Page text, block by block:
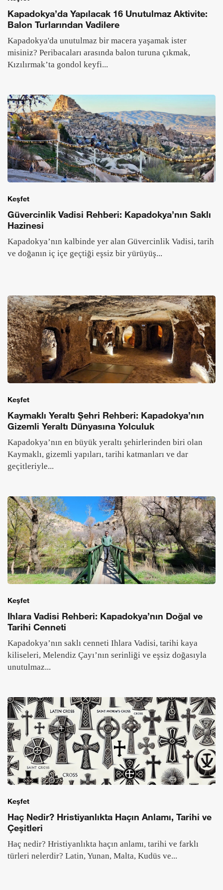
Kapadokya’da Yapılacak 16 Unutulmaz Aktivite:
Balon Turlarından Vadilere
Kapadokya'da unutulmaz bir macera yaşamak ister
misiniz? Peribacaları arasında balon turuna çıkmak,
Kızılırmak’ta gondol keyfi...
Keşfet
Güvercinlik Vadisi Rehberi: Kapadokya’nın Saklı
Hazinesi
Kapadokya’nın kalbinde yer alan Güvercinlik Vadisi, tarih
ve doğanın iç içe geçtiği eşsiz bir yürüyüş...
Keşfet
Kaymaklı Yeraltı Şehri Rehberi: Kapadokya’nın
Gizemli Yeraltı Dünyasına Yolculuk
Kapadokya’nın en büyük yeraltı şehirlerinden biri olan
Kaymaklı, gizemli yapıları, tarihi katmanları ve dar
geçitleriyle...
Keşfet
Ihlara Vadisi Rehberi: Kapadokya’nın Doğal ve
Tarihi Cenneti
Kapadokya’nın saklı cenneti Ihlara Vadisi, tarihi kaya
kiliseleri, Melendiz Çayı’nın serinliği ve eşsiz doğasıyla
unutulmaz...
Keşfet
Haç Nedir? Hristiyanlıkta Haçın Anlamı, Tarihi ve
Çeşitleri
Haç nedir? Hristiyanlıkta haçın anlamı, tarihi ve farklı
türleri nelerdir? Latin, Yunan, Malta, Kudüs ve...